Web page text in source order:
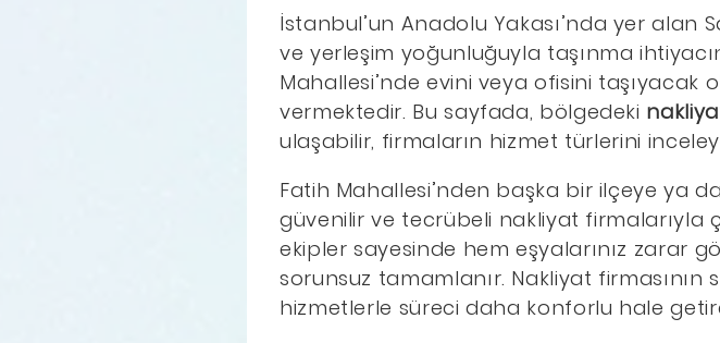
İstanbul’un Anadolu Yakası’nda yer alan
ve yerleşim yoğunluğuyla taşınma
Mahallesi’nde evini veya ofisini
vermektedir. Bu sayfada, bölgedeki
ulaşabilir, firmaların hizmet türlerini
Fatih Mahallesi’nden başka bir ilçeye ya
güvenilir ve tecrübeli nakliyat firmalarıyla
ekipler sayesinde hem eşyalarınız zarar
sorunsuz tamamlanır. Nakliyat
hizmetlerle süreci daha konforlu hale